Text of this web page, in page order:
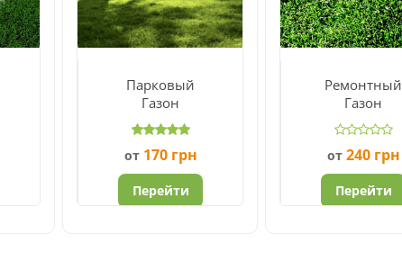
Парковый
Газон
от 170 грн
Перейти
Ремонтный
Газон
от 240 грн
Перейти